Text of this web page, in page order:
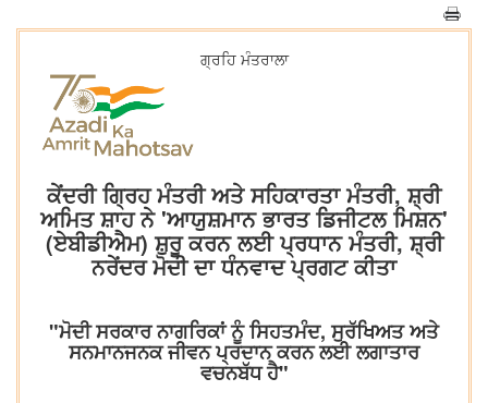
ਗ੍ਰਹਿ ਮੰਤਰਾਲਾ
ਕੇਂਦਰੀ ਗ੍ਰਿਹ ਮੰਤਰੀ ਅਤੇ ਸਹਿਕਾਰਤਾ ਮੰਤਰੀ, ਸ਼੍ਰੀ
ਅਮਿਤ ਸ਼ਾਹ ਨੇ 'ਆਯੁਸ਼ਮਾਨ ਭਾਰਤ ਡਿਜੀਟਲ ਮਿਸ਼ਨ'
(ਏਬੀਡੀਐਮ) ਸ਼ੁਰੂ ਕਰਨ ਲਈ ਪ੍ਰਧਾਨ ਮੰਤਰੀ, ਸ਼੍ਰੀ
ਨਰੇਂਦਰ ਮੋਦੀ ਦਾ ਧੰਨਵਾਦ ਪ੍ਰਗਟ ਕੀਤਾ
"ਮੋਦੀ ਸਰਕਾਰ ਨਾਗਰਿਕਾਂ ਨੂੰ ਸਿਹਤਮੰਦ, ਸੁਰੱਖਿਅਤ ਅਤੇ
ਸਨਮਾਨਜਨਕ ਜੀਵਨ ਪ੍ਰਦਾਨ ਕਰਨ ਲਈ ਲਗਾਤਾਰ
ਵਚਨਬੱਧ ਹੈ"